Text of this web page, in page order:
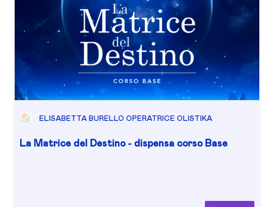
ELISABETTA BURELLO OPERATRICE OLISTIKA
La Matrice del Destino - dispensa corso Base